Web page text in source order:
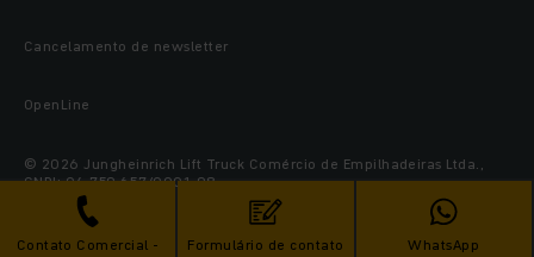
Contato Comercial -
Formulário de contato WhatsApp
Cancelamento de newsletter
OpenLine
© 2026 Jungheinrich Lift Truck Comércio de Empilhadeiras Ltda.,
CNPJ: 04.759.657/0001-98